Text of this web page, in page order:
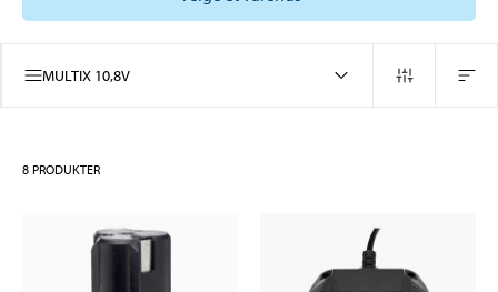
MULTIX 10,8V
8 PRODUKTER